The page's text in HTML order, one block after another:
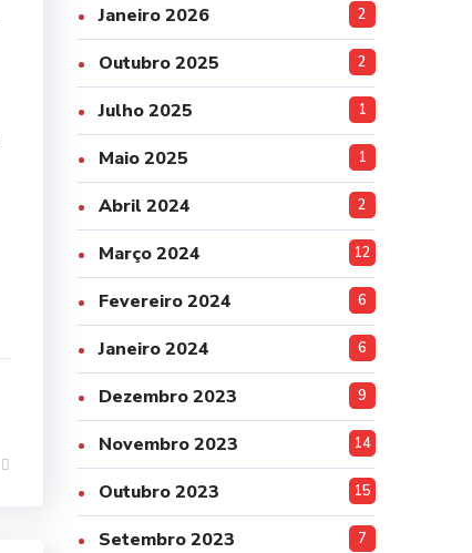
Janeiro 2026 2
Outubro 2025 2
Julho 2025 1
Maio 2025 1
Abril 2024 2
Março 2024 12
Fevereiro 2024 6
Janeiro 2024 6
Dezembro 2023 9
Novembro 2023 14
Outubro 2023 15
Setembro 2023 7